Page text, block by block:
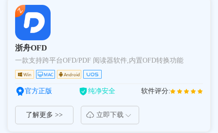
浙舟OFD
一款支持跨平台OFD/PDF 阅读器软件,内置OFD转换功能
官方正版 纯净安全 软件评分:
了解更多 >> 立即下载